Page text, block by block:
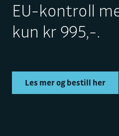
EU-kontroll
kun kr 995,-.
Les mer og bestill her